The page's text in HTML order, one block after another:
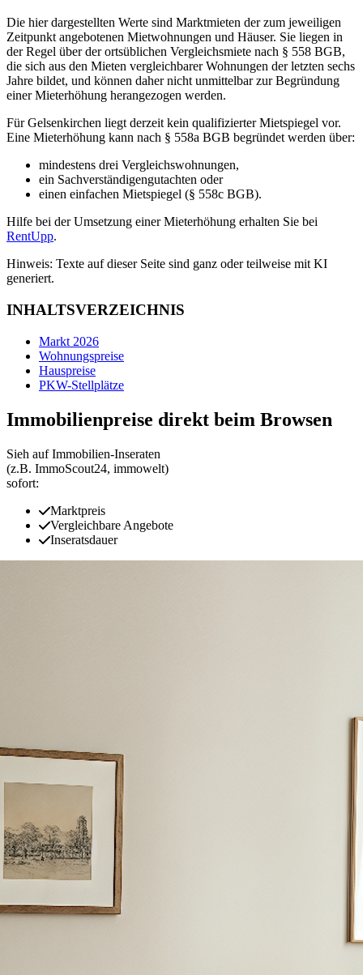
Die hier dargestellten Werte sind Marktmieten der zum jeweiligen
Zeitpunkt angebotenen Mietwohnungen und Häuser. Sie liegen in
der Regel über der ortsüblichen Vergleichsmiete nach § 558 BGB,
die sich aus den Mieten vergleichbarer Wohnungen der letzten sechs
Jahre bildet, und können daher nicht unmittelbar zur Begründung
einer Mieterhöhung herangezogen werden.
Für Gelsenkirchen liegt derzeit kein qualifizierter Mietspiegel vor.
Eine Mieterhöhung kann nach § 558a BGB begründet werden über:
mindestens drei Vergleichswohnungen,
ein Sachverständigengutachten oder
einen einfachen Mietspiegel (§ 558c BGB).
Hilfe bei der Umsetzung einer Mieterhöhung erhalten Sie bei
RentUpp.
Hinweis: Texte auf dieser Seite sind ganz oder teilweise mit KI
generiert.
INHALTSVERZEICHNIS
Markt 2026
Wohnungspreise
Hauspreise
PKW-Stellplätze
Immobilienpreise direkt beim Browsen
Sieh auf Immobilien‑Inseraten
(z.B. ImmoScout24, immowelt)
sofort:
Marktpreis
Vergleichbare Angebote
Inseratsdauer